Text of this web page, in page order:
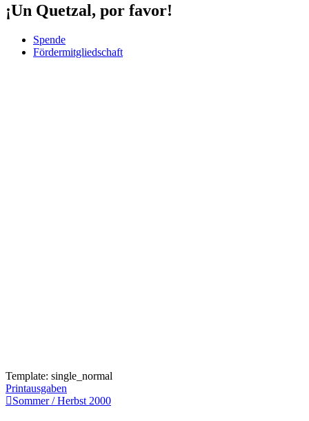
¡Un Quetzal, por favor!
Spende
Fördermitgliedschaft
Template: single_normal
Printausgaben
Sommer / Herbst 2000